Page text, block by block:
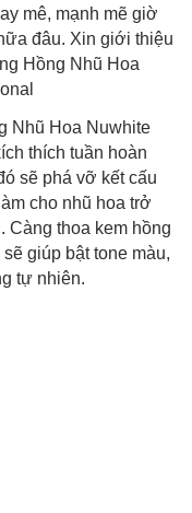
mê, mạnh mẽ giờ
đâu. Xin giới thiệu
Hồng Nhũ Hoa
Nhũ Hoa Nuwhite
thích tuần hoàn
sẽ phá vỡ kết cấu
cho nhũ hoa trở
Càng thoa kem hồng
giúp bật tone màu,
tự nhiên.